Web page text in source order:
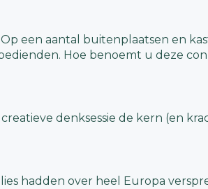
een aantal buitenplaatsen en
Hoe benoemt u deze
denksessie de kern (en
hadden over heel Europa